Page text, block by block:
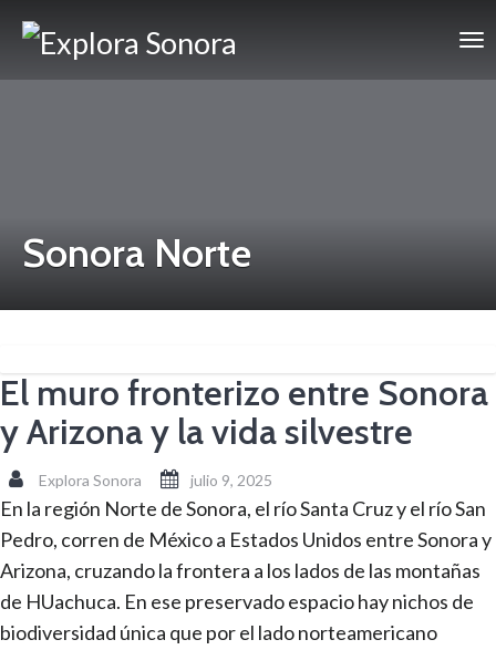
Sonora Norte
El muro fronterizo entre Sonora
y Arizona y la vida silvestre
Explora Sonora julio 9, 2025
En la región Norte de Sonora, el río Santa Cruz y el río San
Pedro, corren de México a Estados Unidos entre Sonora y
Arizona, cruzando la frontera a los lados de las montañas
de HUachuca. En ese preservado espacio hay nichos de
biodiversidad única que por el lado norteamericano